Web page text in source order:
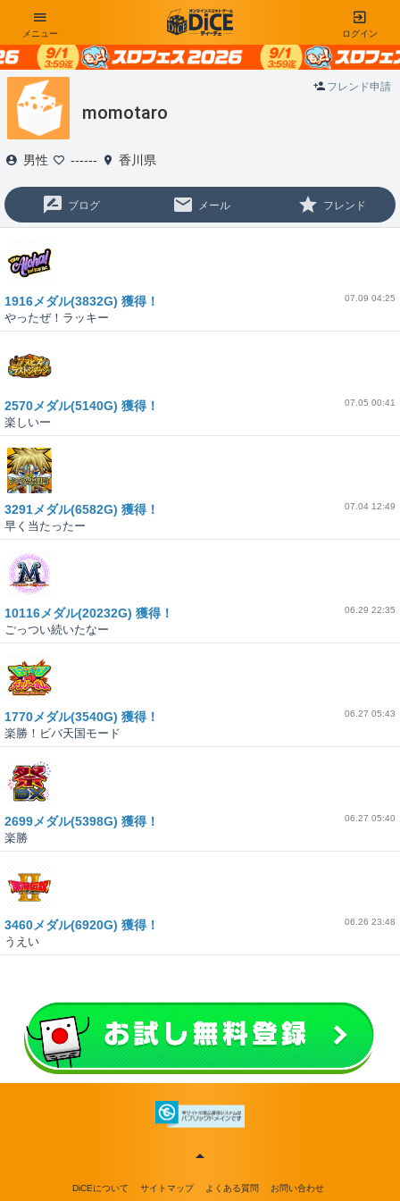
ログイン
メニュー
フレンド申請
momotaro
男性 ------ 香川県
ブログ メール フレンド
07.09 04:25
1916メダル(3832G) 獲得！
やったぜ！ラッキー
07.05 00:41
2570メダル(5140G) 獲得！
楽しいー
07.04 12:49
3291メダル(6582G) 獲得！
早く当たったー
06.29 22:35
10116メダル(20232G) 獲得！
ごっつい続いたなー
06.27 05:43
1770メダル(3540G) 獲得！
楽勝！ビバ天国モード
06.27 05:40
2699メダル(5398G) 獲得！
楽勝
06.26 23:48
3460メダル(6920G) 獲得！
うえい
DiCEについて サイトマップ よくある質問 お問い合わせ